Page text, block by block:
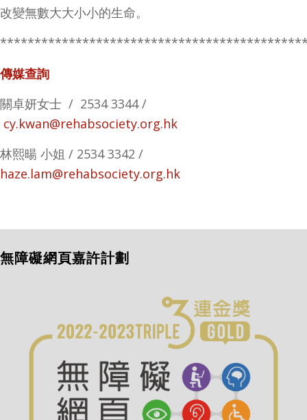
改變無數大大小小的生命。
傳媒查詢
關卓妍女士 / 2534 3344 /
cy.kwan@rehabsociety.org.hk
林熙暘 小姐 / 2534 3342 /
haze.lam@rehabsociety.org.hk
無障礙網頁嘉許計劃